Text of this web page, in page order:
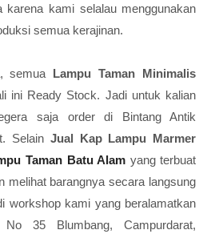
karena kami selalau menggunakan
semua kerajinan.
semua Lampu Taman Minimalis
ini Ready Stock. Jadi untuk kalian
saja order di Bintang Antik
Selain Jual Kap Lampu Marmer
Taman Batu Alam yang terbuat
melihat barangnya secara langsung
workshop kami yang beralamatkan
35 Blumbang, Campurdarat,